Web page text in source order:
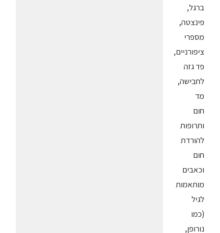
ברגל,
פינצטה,
מספרי
ציפורניים,
פד גזה
לחבישה,
מד
חום
ותרופות
להורדת
חום
וכאבים
מותאמות
לגיל
(כמו
נורופן,